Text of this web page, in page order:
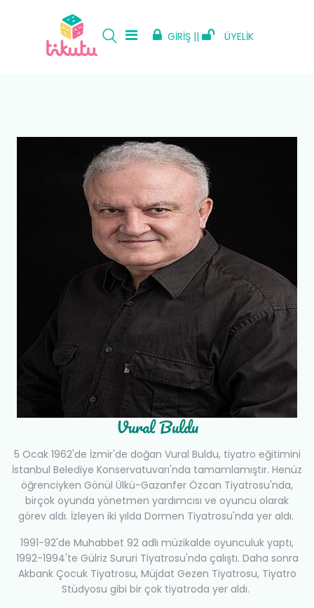
GİRİŞ || ÜYELİK
Vural Buldu
5 Ocak 1962'de İzmir'de doğan Vural Buldu, tiyatro eğitimini
İstanbul Belediye Konservatuvarı'nda tamamlamıştır. Henüz
öğrenciyken Gönül Ülkü-Gazanfer Özcan Tiyatrosu'nda,
birçok oyunda yönetmen yardımcısı ve oyuncu olarak
görev aldı. İzleyen iki yılda Dormen Tiyatrosu'nda yer aldı.
1991-92'de Muhabbet 92 adlı müzikalde oyunculuk yaptı,
1992-1994'te Gülriz Sururi Tiyatrosu'nda çalıştı. Daha sonra
Akbank Çocuk Tiyatrosu, Müjdat Gezen Tiyatrosu, Tiyatro
Stüdyosu gibi bir çok tiyatroda yer aldı.